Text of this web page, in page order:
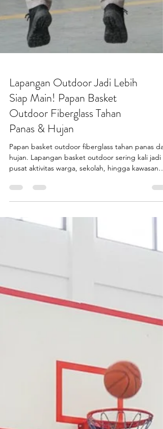
Lapangan Outdoor Jadi Lebih
Siap Main! Papan Basket
Outdoor Fiberglass Tahan
Panas & Hujan
Papan basket outdoor fiberglass tahan panas dan
pusat aktivitas warga, sekolah, hingga kawasan
perumahan. Masalahnya, banyak lapangan yang
cepat rusak karena menggunakan papan basket
Di sinilah papan basket outdoor fiberglass menjadi
solusi paling rasional. Produk dari Endofiberglass
(PT Putra Prasendo Berkarya) hadir untuk
menjawab kebutuhan fasilitas olahraga luar ruang